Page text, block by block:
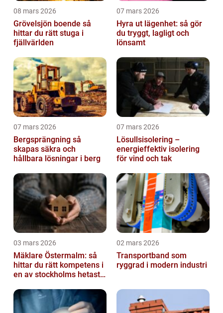
08 mars 2026
Grövelsjön boende så
hittar du rätt stuga i
fjällvärlden
07 mars 2026
Hyra ut lägenhet: så gör
du tryggt, lagligt och
lönsamt
07 mars 2026
Bergsprängning så
skapas säkra och
hållbara lösningar i berg
07 mars 2026
Lösullsisolering –
energieffektiv isolering
för vind och tak
03 mars 2026
Mäklare Östermalm: så
hittar du rätt kompetens i
en av stockholms hetaste
02 mars 2026
Transportband som
ryggrad i modern industri